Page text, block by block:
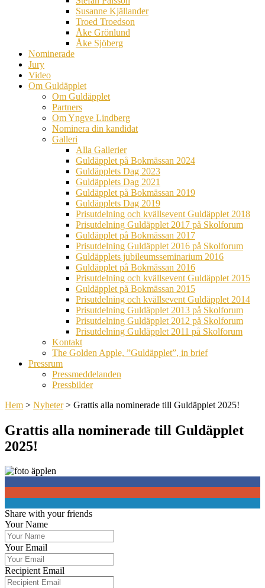
Susanne Kjällander
Troed Troedson
Åke Grönlund
Åke Sjöberg
Nominerade
Jury
Video
Om Guldäpplet
Om Guldäpplet
Partners
Om Yngve Lindberg
Nominera din kandidat
Galleri
Alla Gallerier
Guldäpplet på Bokmässan 2024
Guldäpplets Dag 2023
Guldäpplets Dag 2021
Guldäpplet på Bokmässan 2019
Guldäpplets Dag 2019
Prisutdelning och kvällsevent Guldäpplet 2018
Prisutdelning Guldäpplet 2017 på Skolforum
Guldäpplet på Bokmässan 2017
Prisutdelning Guldäpplet 2016 på Skolforum
Guldäpplets jubileumsseminarium 2016
Guldäpplet på Bokmässan 2016
Prisutdelning och kvällsevent Guldäpplet 2015
Guldäpplet på Bokmässan 2015
Prisutdelning och kvällsevent Guldäpplet 2014
Prisutdelning Guldäpplet 2013 på Skolforum
Prisutdelning Guldäpplet 2012 på Skolforum
Prisutdelning Guldäpplet 2011 på Skolforum
Kontakt
The Golden Apple, ”Guldäpplet”, in brief
Pressrum
Pressmeddelanden
Pressbilder
Hem > Nyheter> Grattis alla nominerade till Guldäpplet 2025!
Grattis alla nominerade till Guldäpplet
2025!
Share with your friends
Your Name
Your Email
Recipient Email